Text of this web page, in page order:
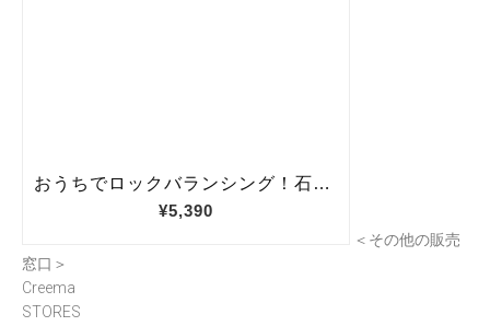
＜その他の販売
窓口＞
Creema
STORES